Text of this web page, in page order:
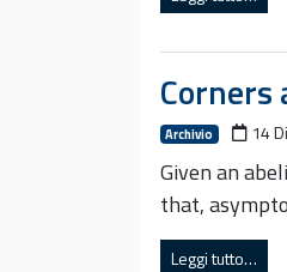
Archivio 14
Given an
that,
Leggi tutto…